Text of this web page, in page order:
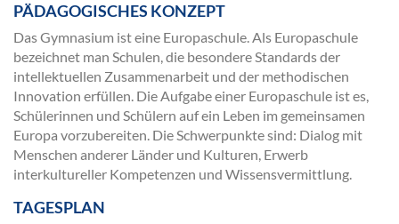
PÄDAGOGISCHES KONZEPT
Das Gymnasium ist eine Europaschule. Als Europaschule
bezeichnet man Schulen, die besondere Standards der
intellektuellen Zusammenarbeit und der methodischen
Innovation erfüllen. Die Aufgabe einer Europaschule ist es,
Schülerinnen und Schülern auf ein Leben im gemeinsamen
Europa vorzubereiten. Die Schwerpunkte sind: Dialog mit
Menschen anderer Länder und Kulturen, Erwerb
interkultureller Kompetenzen und Wissensvermittlung.
TAGESPLAN